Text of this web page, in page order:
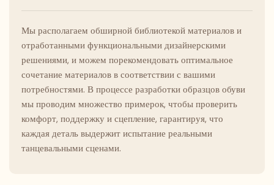
Мы располагаем обширной библиотекой материалов и
отработанными функциональными дизайнерскими
решениями, и можем порекомендовать оптимальное
сочетание материалов в соответствии с вашими
потребностями. В процессе разработки образцов обуви
мы проводим множество примерок, чтобы проверить
комфорт, поддержку и сцепление, гарантируя, что
каждая деталь выдержит испытание реальными
танцевальными сценами.